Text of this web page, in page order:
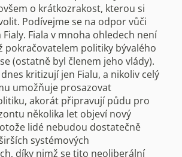
o krátkozrakost, kterou si
Podívejme se na odpor vůči
Fiala v mnoha ohledech není
pokračovatelem politiky bývalého
(ostatně byl členem jeho vlády).
kritizují jen Fialu, a nikoliv celý
umožňuje prosazovat
akorát připravují půdu pro
několika let objeví nový
lidé nebudou dostatečně
systémových
díky nimž se tito neoliberální